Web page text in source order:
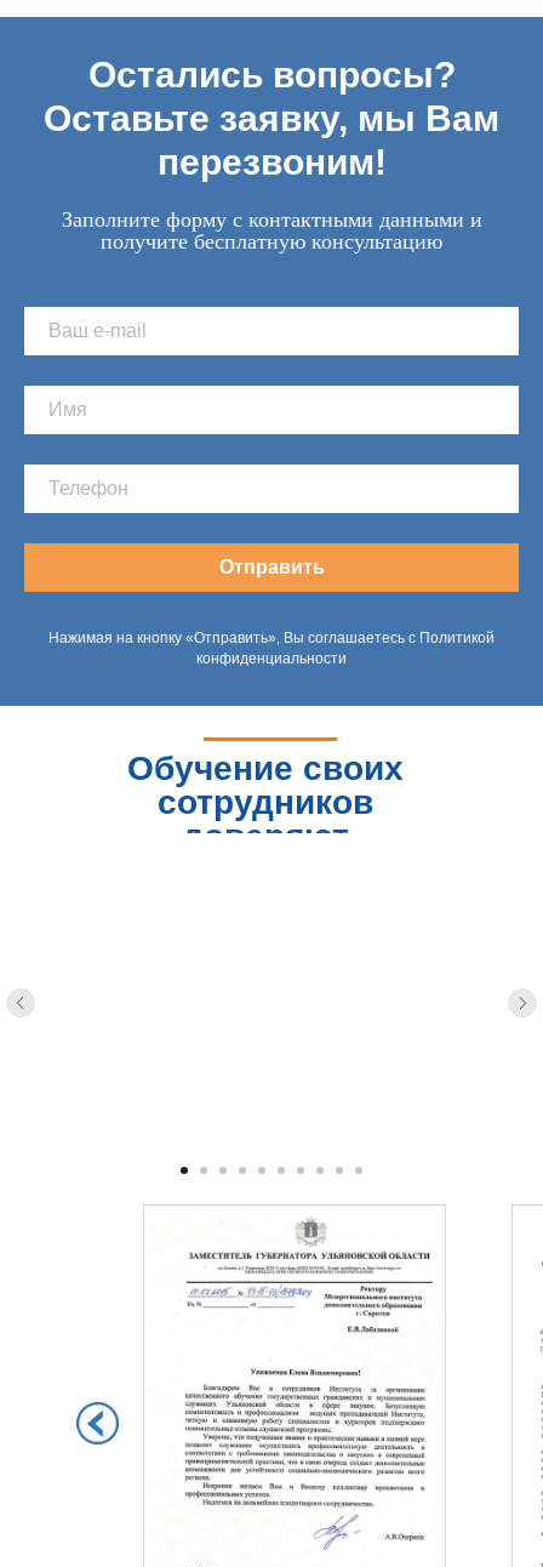
Остались вопросы?
Оставьте заявку, мы Вам
перезвоним!
Заполните форму с контактными данными и
получите бесплатную консультацию
Отправить
Нажимая на кнопку «Отправить», Вы соглашаетесь с Политикой
конфиденциальности
Обучение своих
сотрудников
доверяют